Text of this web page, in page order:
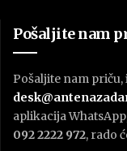
Pošaljite nam
Pošaljite nam
aplikacija
092 2222 972, rado